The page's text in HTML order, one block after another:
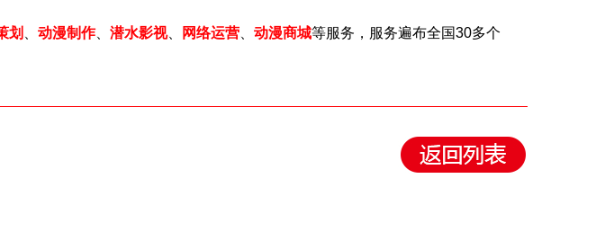
划 动漫制作、 潜水影视、 网络运营、 动漫商城等服务，服务遍布全国30多个